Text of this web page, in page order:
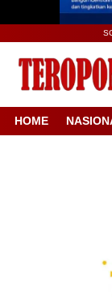
HOME